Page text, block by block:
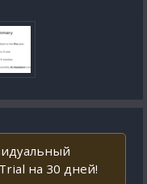
на 30 дней!